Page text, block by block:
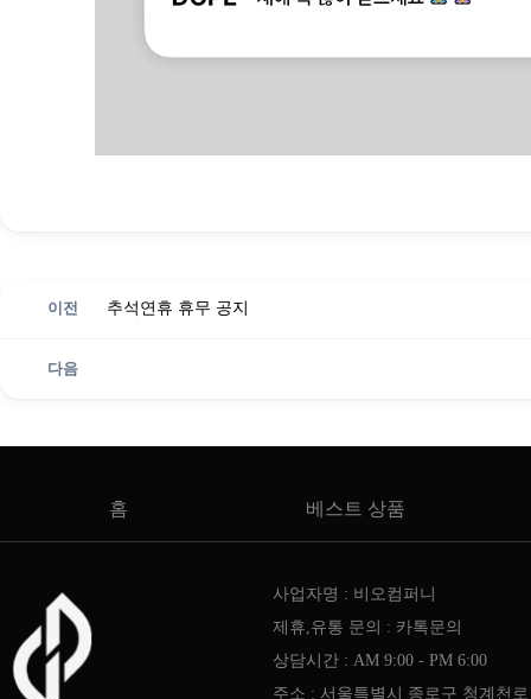
이전 추석연휴 휴무 공지
다음
홈 베스트 상품
사업자명 : 비오컴퍼니
제휴,유통 문의 : 카톡문의
상담시간 : AM 9:00 - PM 6:00
주소 : 서울특별시 종로구 청계천로